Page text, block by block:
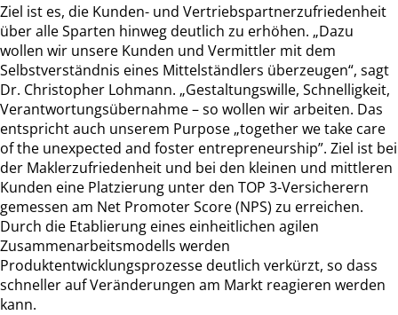
Ziel ist es, die Kunden- und Vertriebspartnerzufriedenheit
über alle Sparten hinweg deutlich zu erhöhen. „Dazu
wollen wir unsere Kunden und Vermittler mit dem
Selbstverständnis eines Mittelständlers überzeugen“, sagt
Dr. Christopher Lohmann. „Gestaltungswille, Schnelligkeit,
Verantwortungsübernahme – so wollen wir arbeiten. Das
entspricht auch unserem Purpose „together we take care
of the unexpected and foster entrepreneurship”. Ziel ist bei
der Maklerzufriedenheit und bei den kleinen und mittleren
Kunden eine Platzierung unter den TOP 3-Versicherern
gemessen am Net Promoter Score (NPS) zu erreichen.
Durch die Etablierung eines einheitlichen agilen
Zusammenarbeitsmodells werden
Produktentwicklungsprozesse deutlich verkürzt, so dass
schneller auf Veränderungen am Markt reagieren werden
kann.